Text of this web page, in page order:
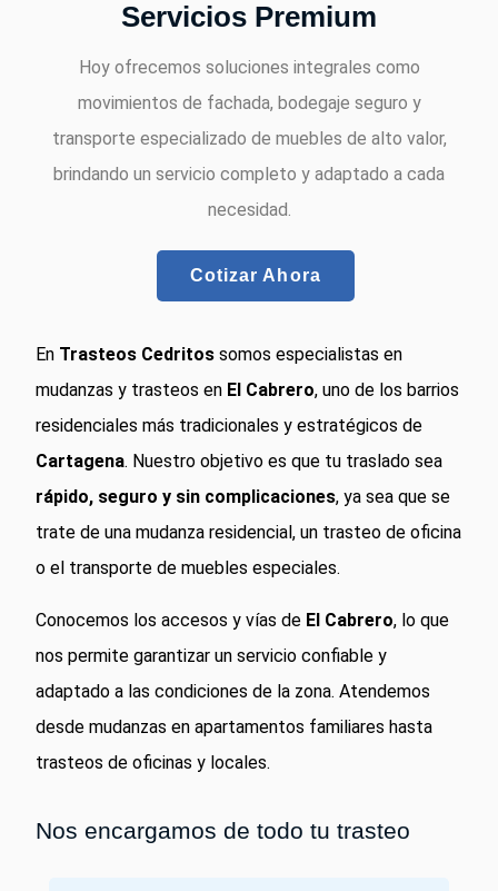
Servicios Premium
Hoy ofrecemos soluciones integrales como
movimientos de fachada, bodegaje seguro y
transporte especializado de muebles de alto valor,
brindando un servicio completo y adaptado a cada
necesidad.
Cotizar Ahora
En Trasteos Cedritos somos especialistas en
mudanzas y trasteos en El Cabrero, uno de los barrios
residenciales más tradicionales y estratégicos de
Cartagena. Nuestro objetivo es que tu traslado sea
rápido, seguro y sin complicaciones, ya sea que se
trate de una mudanza residencial, un trasteo de oficina
o el transporte de muebles especiales.
Conocemos los accesos y vías de El Cabrero, lo que
nos permite garantizar un servicio confiable y
adaptado a las condiciones de la zona. Atendemos
desde mudanzas en apartamentos familiares hasta
trasteos de oficinas y locales.
Nos encargamos de todo tu trasteo